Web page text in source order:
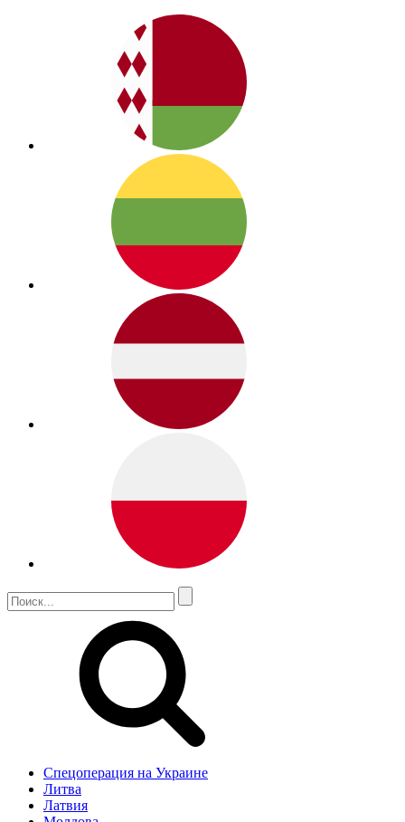
Спецоперация на Украине
Литва
Латвия